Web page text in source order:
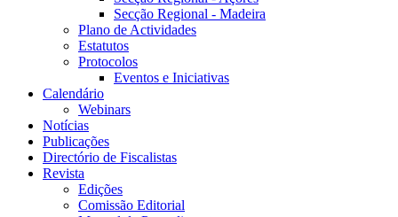
Secção Regional - Madeira
Plano de Actividades
Estatutos
Protocolos
Eventos e Iniciativas
Calendário
Webinars
Notícias
Publicações
Directório de Fiscalistas
Revista
Edições
Comissão Editorial